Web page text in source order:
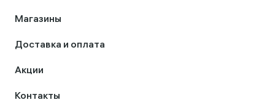
Магазины
Доставка и оплата
Акции
Контакты